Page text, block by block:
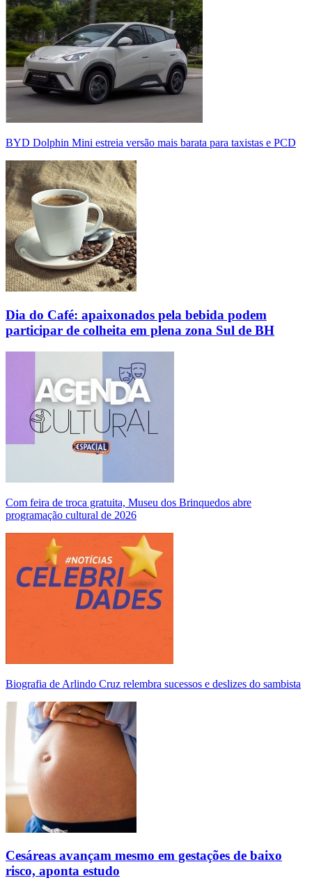
BYD Dolphin Mini estreia versão mais barata para taxistas e PCD
Dia do Café: apaixonados pela bebida podem
participar de colheita em plena zona Sul de BH
Com feira de troca gratuita, Museu dos Brinquedos abre
programação cultural de 2026
Biografia de Arlindo Cruz relembra sucessos e deslizes do sambista
Cesáreas avançam mesmo em gestações de baixo
risco, aponta estudo